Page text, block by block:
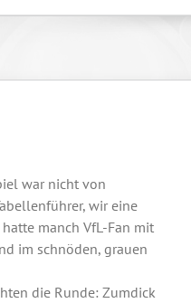
war nicht von
wir eine
manch VfL-Fan mit
im schnöden, grauen
die Runde: Zumdick